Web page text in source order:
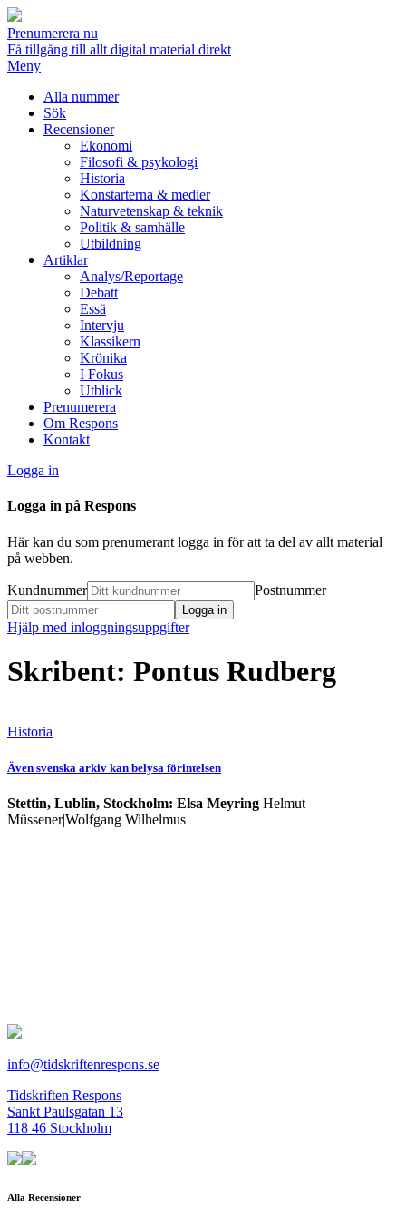
Prenumerera nu
Få tillgång till allt digital material direkt
Meny
Alla nummer
Sök
Recensioner
Ekonomi
Filosofi & psykologi
Historia
Konstarterna & medier
Naturvetenskap & teknik
Politik & samhälle
Utbildning
Artiklar
Analys/Reportage
Debatt
Essä
Intervju
Klassikern
Krönika
I Fokus
Utblick
Prenumerera
Om Respons
Kontakt
Logga in
Logga in på Respons
Här kan du som prenumerant logga in för att ta del av allt material
på webben.
Kundnummer Postnummer
Hjälp med inloggningsuppgifter
Skribent: Pontus Rudberg
Historia
Även svenska arkiv kan belysa förintelsen
Stettin, Lublin, Stockholm: Elsa Meyring Helmut
Müssener|Wolfgang Wilhelmus
info@tidskriftenrespons.se
Tidskriften Respons
Sankt Paulsgatan 13
118 46 Stockholm
Alla Recensioner